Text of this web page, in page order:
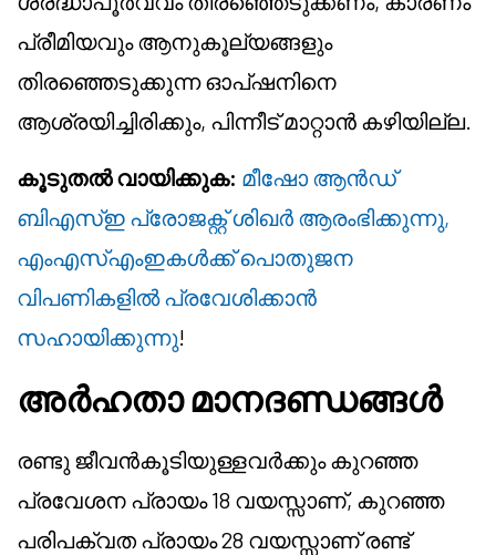
പ്രീമിയവും ആനുകൂല്യങ്ങളും
തിരഞ്ഞെടുക്കുന്ന ഓപ്ഷനിനെ
ആശ്രയിച്ചിരിക്കും, പിന്നീട് മാറ്റാൻ കഴിയില്ല.
കൂടുതൽ വായിക്കുക: മീഷോ ആൻഡ്
ബി‌എസ്‌ഇ പ്രോജക്റ്റ് ശിഖർ ആരംഭിക്കുന്നു,
എം‌എസ്‌എം‌ഇകൾക്ക് പൊതുജന
വിപണികളിൽ പ്രവേശിക്കാൻ
സഹായിക്കുന്നു!
അർഹതാ മാനദണ്ഡങ്ങൾ
രണ്ടു ജീവൻകൂടിയുള്ളവർക്കും കുറഞ്ഞ
പ്രവേശന പ്രായം 18 വയസ്സാണ്, കുറഞ്ഞ
പരിപക്വത പ്രായം 28 വയസ്സാണ് രണ്ട്